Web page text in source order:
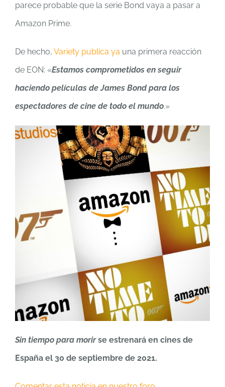
parece probable que la serie Bond vaya a pasar a
Amazon Prime.
De hecho, Variety publica ya una primera reacción
de EON: «Estamos comprometidos en seguir
haciendo películas de James Bond para los
espectadores de cine de todo el mundo.»
Sin tiempo para morirse estrenará en cines de
España el 30 de septiembre de 2021.